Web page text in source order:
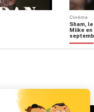
Cinéma
Sham,
Miike